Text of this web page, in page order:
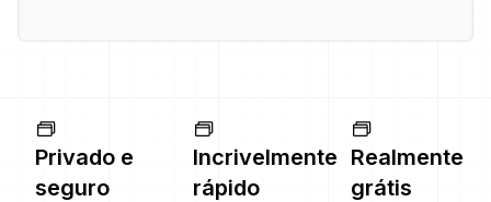
Privado e
seguro
Incrivelmente
rápido
Realmente
grátis